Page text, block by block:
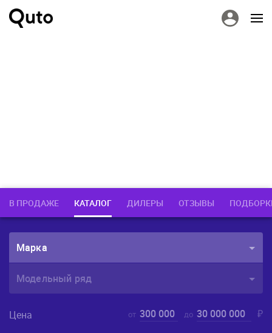
В ПРОДАЖЕ КАТАЛОГ ДИЛЕРЫ ОТЗЫВЫ
Марка
Модельный ряд
Цена от 300 000 до 30 000 000 ₽